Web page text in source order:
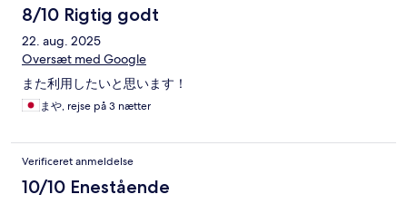
8/10 Rigtig godt
22. aug. 2025
Oversæt med Google
また利用したいと思います！
まや, rejse på 3 nætter
Verificeret anmeldelse
10/10 Enestående